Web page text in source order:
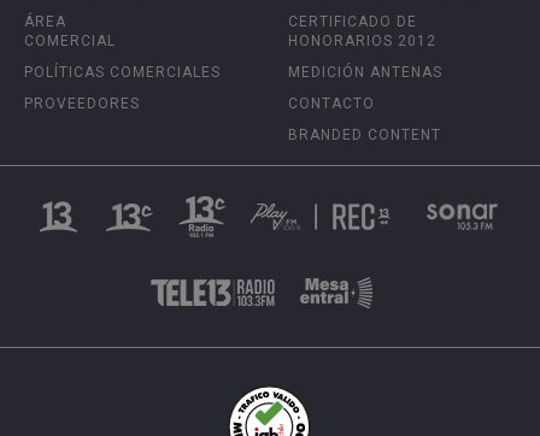
ÁREA
COMERCIAL
POLÍTICAS COMERCIALES
PROVEEDORES
CERTIFICADO DE
HONORARIOS 2012
MEDICIÓN ANTENAS
CONTACTO
BRANDED CONTENT